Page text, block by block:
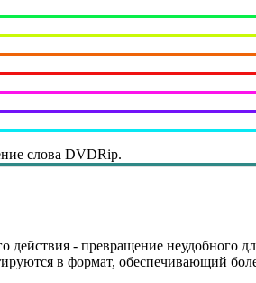
слова DVDRip.
- превращение неудобного
в формат, обеспечивающий